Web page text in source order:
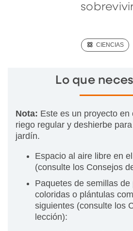
(SCIENCE)
CIENCIAS
Lo que
Nota: Este es un proyecto en
riego regular y deshierbe
jardín.
Espacio al aire libre en
(consulte los Consejos
Paquetes de semillas de
coloridas o plántulas
siguientes (consulte los
lección):